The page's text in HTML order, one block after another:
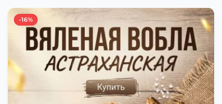
приготовлении вяленой воблы делают с учётом
времени года. Это помогает сохранить рыбу
свежей и качественной. Потом рыбу упаковывают
в специальный пакет, чтобы она не портилась и не
теряла влагу. Вяленая вобла — это не просто
вкусная еда, но и пример того, как можно сочетать
старые рецепты и современные технологии. Её
можно есть с напитками, и это будет очень вкусно.
-16%